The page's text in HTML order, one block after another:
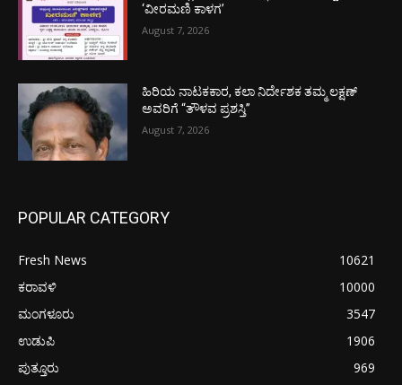
‘ವೀರಮಣಿ ಕಾಳಗ’
August 7, 2026
ಹಿರಿಯ ನಾಟಕಕಾರ, ಕಲಾ ನಿರ್ದೇಶಕ ತಮ್ಮ ಲಕ್ಷಣ್
ಅವರಿಗೆ “ತೌಳವ ಪ್ರಶಸ್ತಿ”
August 7, 2026
POPULAR CATEGORY
Fresh News
10621
ಕರಾವಳಿ
10000
ಮಂಗಳೂರು
3547
ಉಡುಪಿ
1906
ಪುತ್ತೂರು
969